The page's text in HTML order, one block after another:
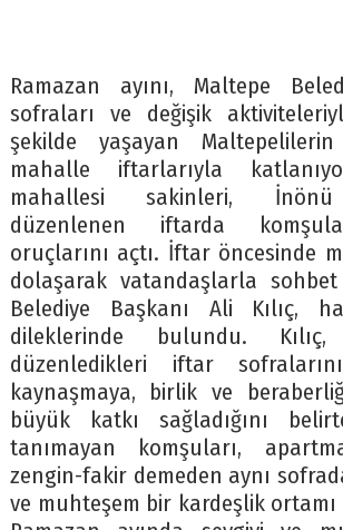
Ramazan ayını, Maltepe
sofraları ve değişik
şekilde yaşayan
mahalle iftarlarıyla
mahallesi sakinleri, İnönü
düzenlenen iftarda
oruçlarını açtı. İftar öncesinde
dolaşarak vatandaşlarla
Belediye Başkanı Ali Kılıç,
dileklerinde bulundu. Kılıç,
düzenledikleri iftar
kaynaşmaya, birlik ve
büyük katkı sağladığını
tanımayan komşuları,
zengin-fakir demeden aynı
ve muhteşem bir kardeşlik